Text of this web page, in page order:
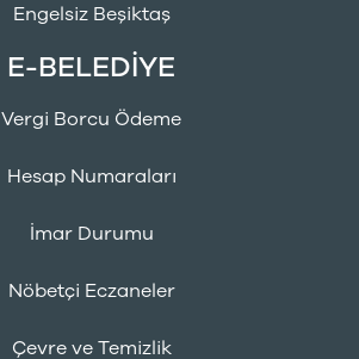
Engelsiz Beşiktaş
E-BELEDİYE
Vergi Borcu Ödeme
Hesap Numaraları
İmar Durumu
Nöbetçi Eczaneler
Çevre ve Temizlik